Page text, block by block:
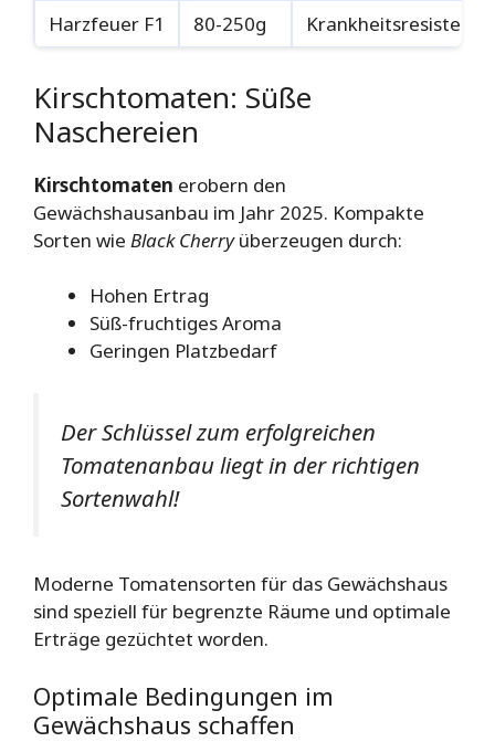
Harzfeuer F1
80-250g Krankheitsresistent
Kirschtomaten: Süße
Naschereien
Kirschtomaten erobern den
Gewächshausanbau im Jahr 2025. Kompakte
Sorten wie Black Cherryüberzeugen durch:
Hohen Ertrag
Süß-fruchtiges Aroma
Geringen Platzbedarf
Der Schlüssel zum erfolgreichen
Tomatenanbau liegt in der richtigen
Sortenwahl!
Moderne Tomatensorten für das Gewächshaus
sind speziell für begrenzte Räume und optimale
Erträge gezüchtet worden.
Optimale Bedingungen im
Gewächshaus schaffen